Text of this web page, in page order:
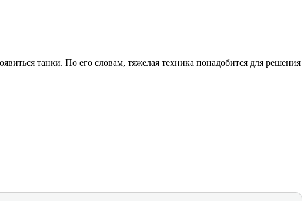
танки. По его словам, тяжелая техника понадобится для решения